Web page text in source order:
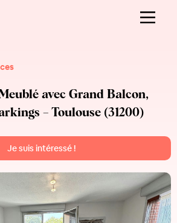
avec Grand Balcon,
– Toulouse (31200)
Je suis intéressé !